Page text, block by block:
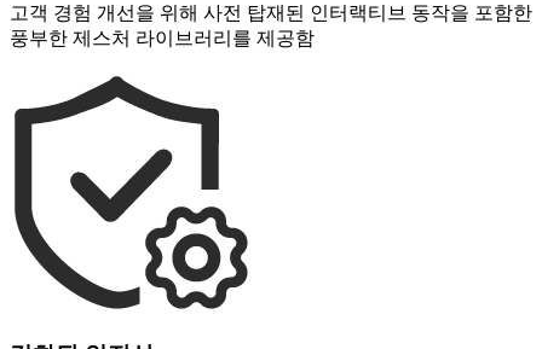
고객 경험 개선을 위해 사전 탑재된 인터랙티브 동작을 포함한
풍부한 제스처 라이브러리를 제공함